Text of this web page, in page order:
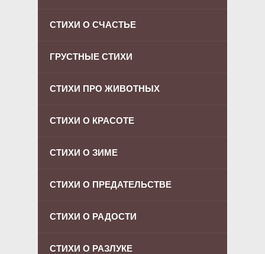
СТИХИ О СЧАСТЬЕ
ГРУСТНЫЕ СТИХИ
СТИХИ ПРО ЖИВОТНЫХ
СТИХИ О КРАСОТЕ
СТИХИ О ЗИМЕ
СТИХИ О ПРЕДАТЕЛЬСТВЕ
СТИХИ О РАДОСТИ
СТИХИ О РАЗЛУКЕ